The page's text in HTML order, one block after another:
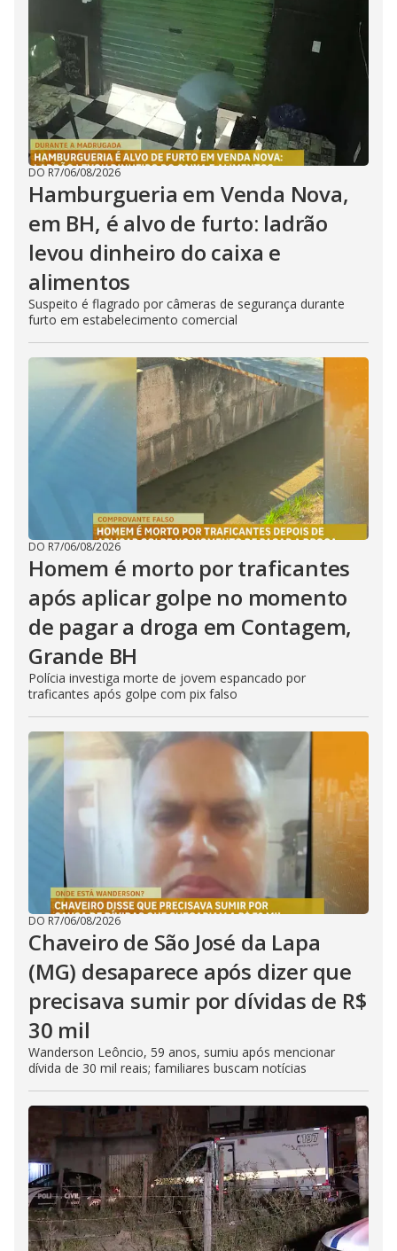
DO R7/06/08/2026
Hamburgueria em Venda Nova,
em BH, é alvo de furto: ladrão
levou dinheiro do caixa e
alimentos
Suspeito é flagrado por câmeras de segurança durante
furto em estabelecimento comercial
DO R7/06/08/2026
Homem é morto por traficantes
após aplicar golpe no momento
de pagar a droga em Contagem,
Grande BH
Polícia investiga morte de jovem espancado por
traficantes após golpe com pix falso
DO R7/06/08/2026
Chaveiro de São José da Lapa
(MG) desaparece após dizer que
precisava sumir por dívidas de R$
30 mil
Wanderson Leôncio, 59 anos, sumiu após mencionar
dívida de 30 mil reais; familiares buscam notícias